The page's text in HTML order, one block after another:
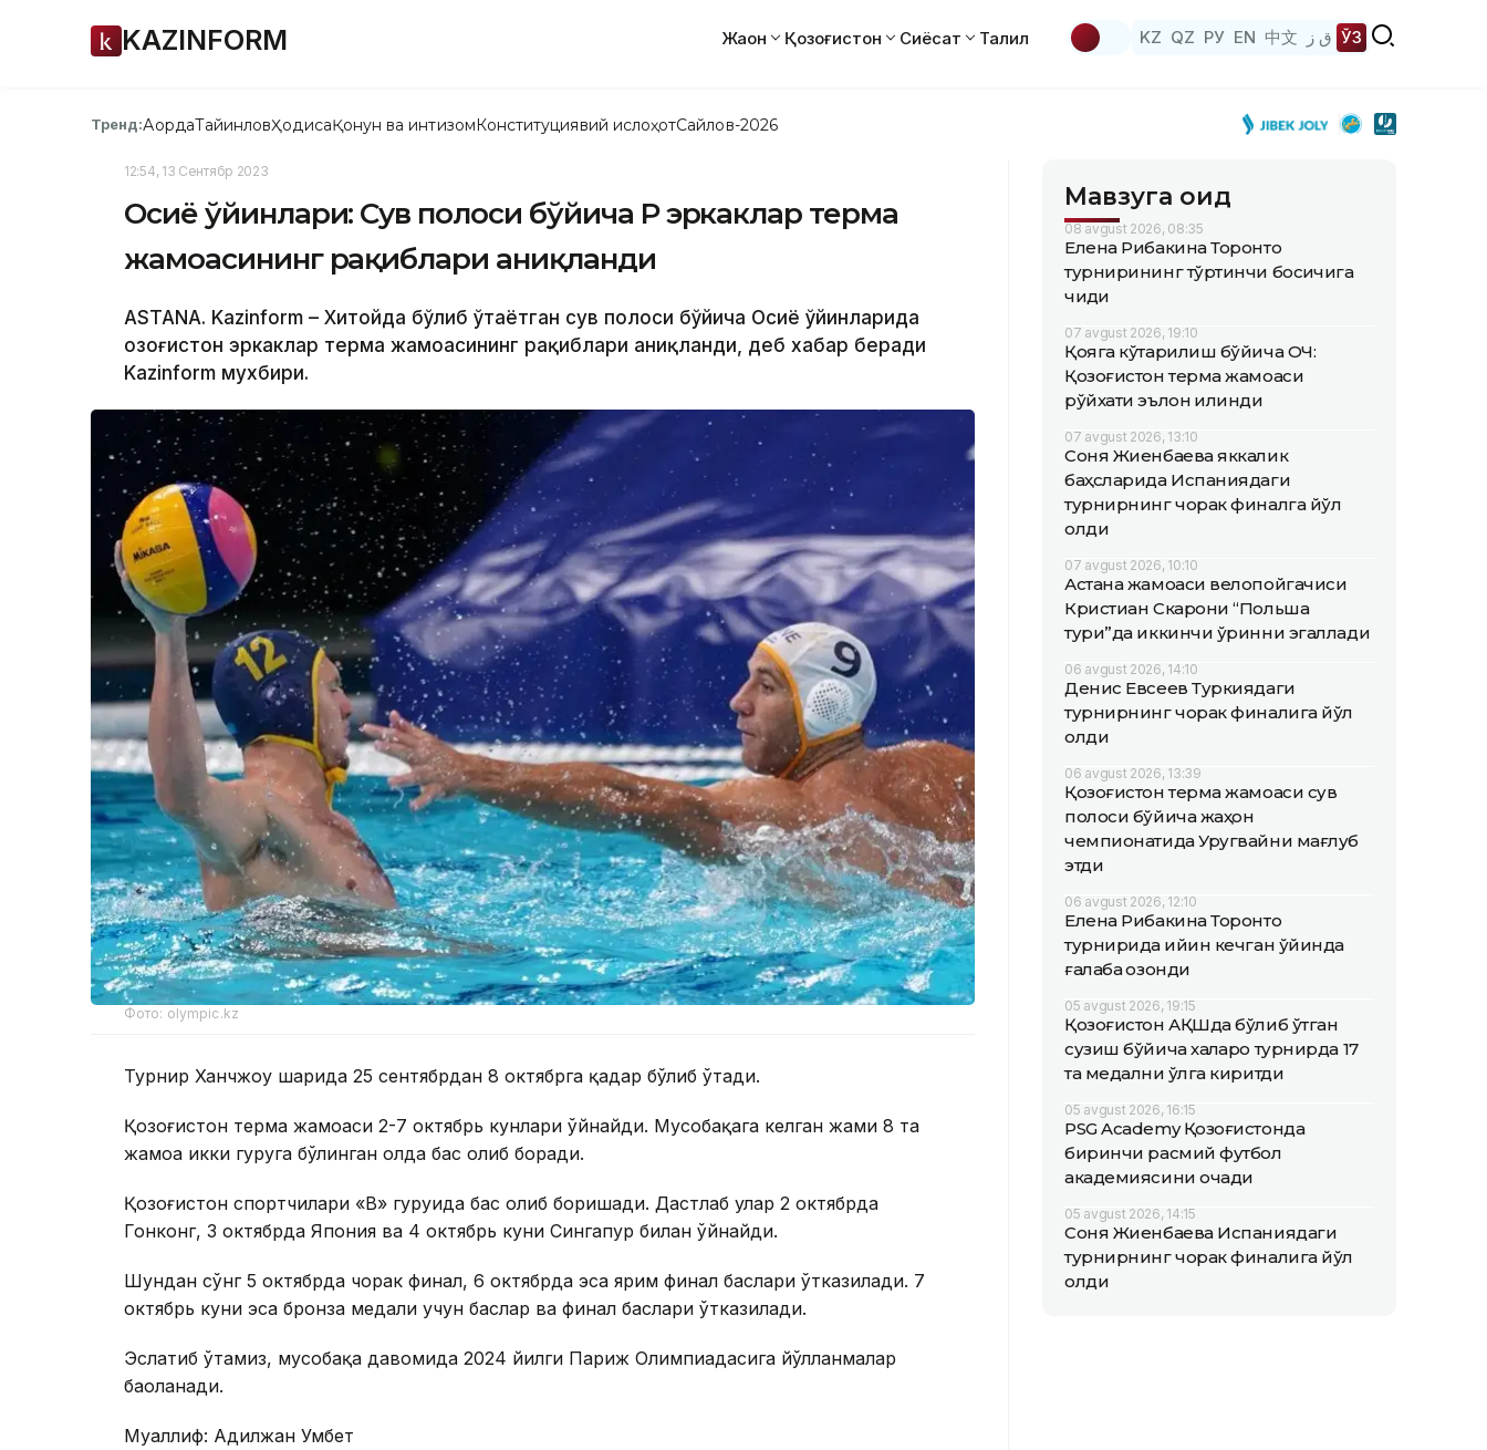
KAZINFORM Жаҳон Қозоғистон Сиёсат Таҳлил KZ QZ РУ EN 中文 ق ز ЎЗ
Тренд:АқордаТайинловҲодисаҚонун ва интизомКонституциявий ислоҳотСайлов-2026
12:54, 13 Сентябр 2023
Осиё ўйинлари: Сув полоси бўйича ҚР эркаклар терма
жамоасининг рақиблари аниқланди
ASTANA. Kazinform – Хитойда бўлиб ўтаётган сув полоси бўйича Осиё ўйинларида
Қозоғистон эркаклар терма жамоасининг рақиблари аниқланди, деб хабар беради
Kazinform мухбири.
Фото: olympic.kz
Турнир Ханчжоу шаҳрида 25 сентябрдан 8 октябрга қадар бўлиб ўтади.
Қозоғистон терма жамоаси 2-7 октябрь кунлари ўйнайди. Мусобақага келган жами 8 та
жамоа икки гуруҳга бўлинган ҳолда баҳс олиб боради.
Қозоғистон спортчилари «В» гуруҳида баҳс олиб боришади. Дастлаб улар 2 октябрда
Гонконг, 3 октябрда Япония ва 4 октябрь куни Сингапур билан ўйнайди.
Шундан сўнг 5 октябрда чорак финал, 6 октябрда эса ярим финал баҳслари ўтказилади. 7
октябрь куни эса бронза медали учун баҳслар ва финал баҳслари ўтказилади.
Эслатиб ўтамиз, мусобақа давомида 2024 йилги Париж Олимпиадасига йўлланмалар
баҳоланади.
Муаллиф: Адилжан Умбет
Мавзуга оид
08 avgust 2026, 08:35
Елена Рибакина Торонто
турнирининг тўртинчи босқичига
чиқди
07 avgust 2026, 19:10
Қояга кўтарилиш бўйича ОЧ:
Қозоғистон терма жамоаси
рўйхати эълон қилинди
07 avgust 2026, 13:10
Соня Жиенбаева яккалик
баҳсларида Испаниядаги
турнирнинг чорак финалга йўл
олди
07 avgust 2026, 10:10
Астана жамоаси велопойгачиси
Кристиан Скарони “Польша
тури”да иккинчи ўринни эгаллади
06 avgust 2026, 14:10
Денис Евсеев Туркиядаги
турнирнинг чорак финалига йўл
олди
06 avgust 2026, 13:39
Қозоғистон терма жамоаси сув
полоси бўйича жаҳон
чемпионатида Уругвайни мағлуб
этди
06 avgust 2026, 12:10
Елена Рибакина Торонто
турнирида қийин кечган ўйинда
ғалаба қозонди
05 avgust 2026, 19:15
Қозоғистон АҚШда бўлиб ўтган
сузиш бўйича халқаро турнирда 17
та медални қўлга киритди
05 avgust 2026, 16:15
PSG Academy Қозоғистонда
биринчи расмий футбол
академиясини очади
05 avgust 2026, 14:15
Соня Жиенбаева Испаниядаги
турнирнинг чорак финалига йўл
олди